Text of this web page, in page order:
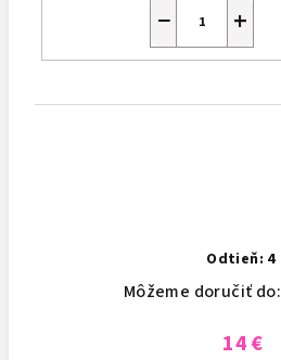
+
−
Odtieň: 4
Môžeme doručiť do:
14 €